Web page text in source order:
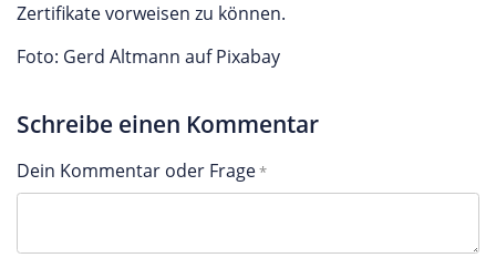
Zertifikate vorweisen zu können.
Foto: Gerd Altmann auf Pixabay
Schreibe einen Kommentar
Dein Kommentar oder Frage